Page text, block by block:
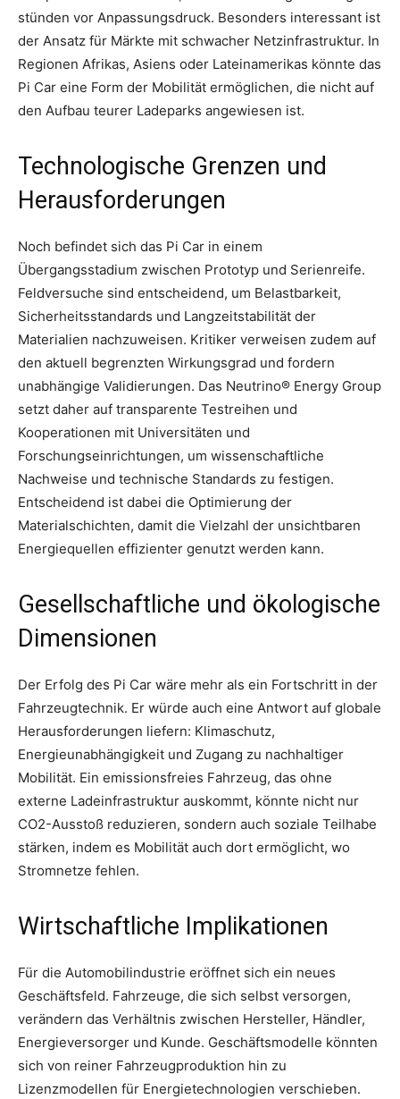
stünden vor Anpassungsdruck. Besonders interessant ist
der Ansatz für Märkte mit schwacher Netzinfrastruktur. In
Regionen Afrikas, Asiens oder Lateinamerikas könnte das
Pi Car eine Form der Mobilität ermöglichen, die nicht auf
den Aufbau teurer Ladeparks angewiesen ist.
Technologische Grenzen und
Herausforderungen
Noch befindet sich das Pi Car in einem
Übergangsstadium zwischen Prototyp und Serienreife.
Feldversuche sind entscheidend, um Belastbarkeit,
Sicherheitsstandards und Langzeitstabilität der
Materialien nachzuweisen. Kritiker verweisen zudem auf
den aktuell begrenzten Wirkungsgrad und fordern
unabhängige Validierungen. Das Neutrino® Energy Group
setzt daher auf transparente Testreihen und
Kooperationen mit Universitäten und
Forschungseinrichtungen, um wissenschaftliche
Nachweise und technische Standards zu festigen.
Entscheidend ist dabei die Optimierung der
Materialschichten, damit die Vielzahl der unsichtbaren
Energiequellen effizienter genutzt werden kann.
Gesellschaftliche und ökologische
Dimensionen
Der Erfolg des Pi Car wäre mehr als ein Fortschritt in der
Fahrzeugtechnik. Er würde auch eine Antwort auf globale
Herausforderungen liefern: Klimaschutz,
Energieunabhängigkeit und Zugang zu nachhaltiger
Mobilität. Ein emissionsfreies Fahrzeug, das ohne
externe Ladeinfrastruktur auskommt, könnte nicht nur
CO2-Ausstoß reduzieren, sondern auch soziale Teilhabe
stärken, indem es Mobilität auch dort ermöglicht, wo
Stromnetze fehlen.
Wirtschaftliche Implikationen
Für die Automobilindustrie eröffnet sich ein neues
Geschäftsfeld. Fahrzeuge, die sich selbst versorgen,
verändern das Verhältnis zwischen Hersteller, Händler,
Energieversorger und Kunde. Geschäftsmodelle könnten
sich von reiner Fahrzeugproduktion hin zu
Lizenzmodellen für Energietechnologien verschieben.